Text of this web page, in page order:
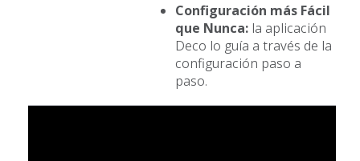
Configuración más Fácil
que Nunca:la aplicación
Deco lo guía a través de la
configuración paso a
paso.